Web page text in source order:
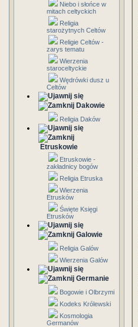
Niebo i słońce w
mitach celtyckich
Religia
starożytnych Celtów
Religie Celtów -
zarys tematu
Wierzenia
staroceltyckie
Wędrówki dusz u
Celtów
Dakowie
Religia Daków
Etruskowie
Etruskowie -
zakładnicy bogów
Religia Etruska
Wierzenia
Etrusków
Święte Księgi
Etrusków
Galowie
Religia Galów
Wierzenia Galów
Germanie
Bogowie i Olbrzymi
Kodeks Królewski
Kosmologia
Germanów